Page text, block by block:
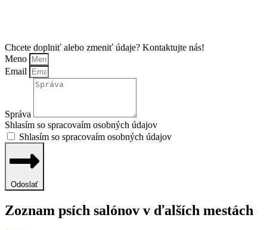
Chcete doplniť alebo zmeniť údaje? Kontaktujte nás!
Meno
Email
Správa
Shlasím so spracovaím osobných údajov
Shlasím so spracovaím osobných údajov
Odoslať
Zoznam psích salónov v ďalších mestách